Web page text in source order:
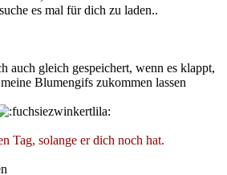
es mal für dich zu laden..
auch gleich gespeichert, wenn es klappt,
Blumengifs zukommen lassen
Tag, solange er dich noch hat.